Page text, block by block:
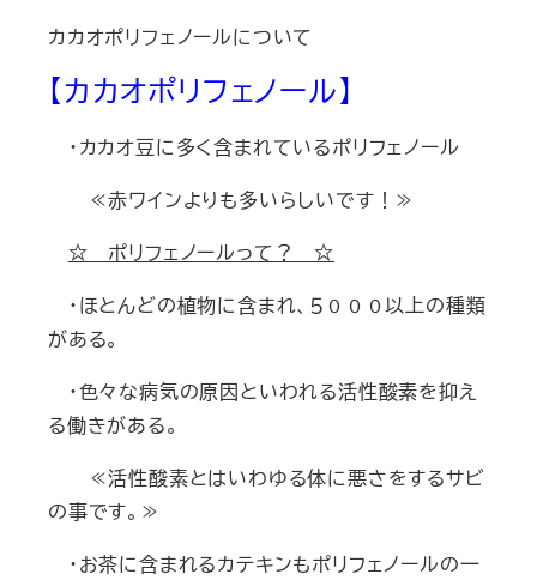
カカオポリフェノールについて
【カカオポリフェノール】
・カカオ豆に多く含まれているポリフェノール
≪赤ワインよりも多いらしいです！≫
☆ ポリフェノールって？ ☆
・ほとんどの植物に含まれ、５０００以上の種類
がある。
・色々な病気の原因といわれる活性酸素を抑え
る働きがある。
≪活性酸素とはいわゆる体に悪さをするサビ
の事です。≫
・お茶に含まれるカテキンもポリフェノールの一